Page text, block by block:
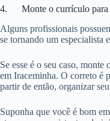
4. Monte o currículo para
Alguns profissionais
se tornando um especialista
Se esse é o seu caso,
em Iraceminha. O correto é
partir de então, organizar
Suponha que você é bom